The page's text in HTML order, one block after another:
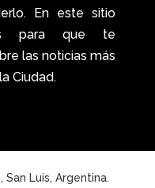
En este sitio
para que te
las noticias más
Ciudad.
Luis, Argentina.